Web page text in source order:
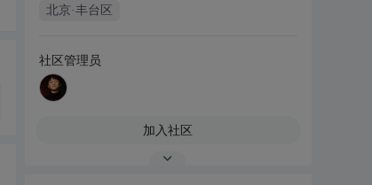
北京·丰台区
社区管理员
加入社区